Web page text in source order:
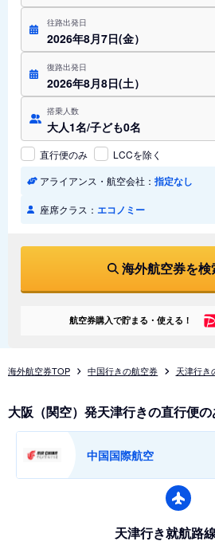
往路出発日
2026年8月7日(金）
復路出発日
2026年8月8日(土）
搭乗人数
大人1名/子ども0名
直行便のみ
LCCを除く
アライアンス・航空会社： 指定なし
座席クラス： エコノミー
海外航空券を検
航空券購入で貯まる・使える！
海外航空券TOP 中国行きの航空券 天津行き
大阪（関空）発天津行きの直行便
中国国際航空
天津行き就航路